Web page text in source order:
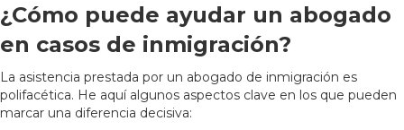
¿Cómo puede ayudar un abogado
en casos de inmigración?
La asistencia prestada por un abogado de inmigración es
polifacética. He aquí algunos aspectos clave en los que pueden
marcar una diferencia decisiva: